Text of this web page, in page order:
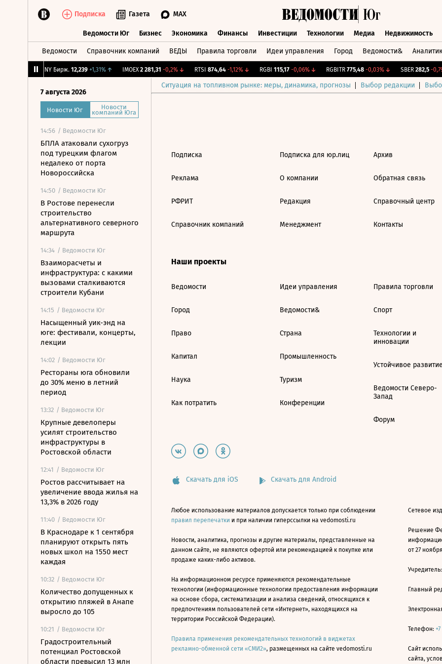
Подписка Газета MAX
Ведомости Юг Бизнес Экономика Финансы Инвестиции Технологии Медиа Недвижимость
Ведомости Справочник компаний ВЕДЫ Правила торговли Идеи управления Город Ведомости&
CNY Бирж. 12,239 +1,31%↑ IMOEX 2 281,31 -0,2%↓ RTSI 874,64 -1,12%↓ RGBI 115,17 -0,06%↓ RGBITR 775,48 -0,03%↓ SBER 282,5 -
Ситуация на топливном рынке: меры, динамика, прогнозы Выбор редакции
7 августа 2026
Новости Юг Новости
компаний Юга
14:56 / Ведомости Юг
БПЛА атаковали сухогруз
под турецким флагом
недалеко от порта
Новороссийска
14:50 / Ведомости Юг
В Ростове перенесли
строительство
альтернативного северного
маршрута
14:34 / Ведомости Юг
Взаиморасчеты и
инфраструктура: с какими
вызовами сталкиваются
строители Кубани
14:15 / Ведомости Юг
Насыщенный уик-энд на
юге: фестивали, концерты,
лекции
14:02 / Ведомости Юг
Рестораны юга обновили
до 30% меню в летний
период
13:32 / Ведомости Юг
Крупные девелоперы
усилят строительство
инфраструктуры в
Ростовской области
12:41 / Ведомости Юг
Ростов рассчитывает на
увеличение ввода жилья на
13,3% в 2026 году
11:40 / Ведомости Юг
В Краснодаре к 1 сентября
планируют открыть пять
новых школ на 1550 мест
каждая
10:32 / Ведомости Юг
Количество допущенных к
открытию пляжей в Анапе
выросло до 105
10:21 / Ведомости Юг
Градостроительный
потенциал Ростовской
области превысил 13 млн
Подписка
Реклама
РФРИТ
Справочник компаний
Подписка для юр.лиц
О компании
Редакция
Менеджмент
Архив
Обратная связь
Справочный центр
Контакты
Наши проекты
Ведомости
Город
Право
Капитал
Наука
Как потратить
Идеи управления
Ведомости&
Страна
Промышленность
Туризм
Конференции
Правила торговли
Спорт
Технологии и
инновации
Устойчивое
Ведомости Северо-
Запад
Форум
Скачать для iOS Скачать для Android
Любое использование материалов допускается только при соблюдении
правил перепечатки и при наличии гиперссылки на vedomosti.ru
Новости, аналитика, прогнозы и другие материалы, представленные на
данном сайте, не являются офертой или рекомендацией к покупке или
продаже каких-либо активов.
На информационном ресурсе применяются рекомендательные
технологии (информационные технологии предоставления информации
на основе сбора, систематизации и анализа сведений, относящихся к
предпочтениям пользователей сети «Интернет», находящихся на
территории Российской Федерации).
Правила применения рекомендательных технологий в виджетах
рекламно-обменной сети «СМИ2», размещенных на сайте vedomosti.ru
Сетевое
Решение
от 27
Главный
Телефон:
Сайт
сайта,